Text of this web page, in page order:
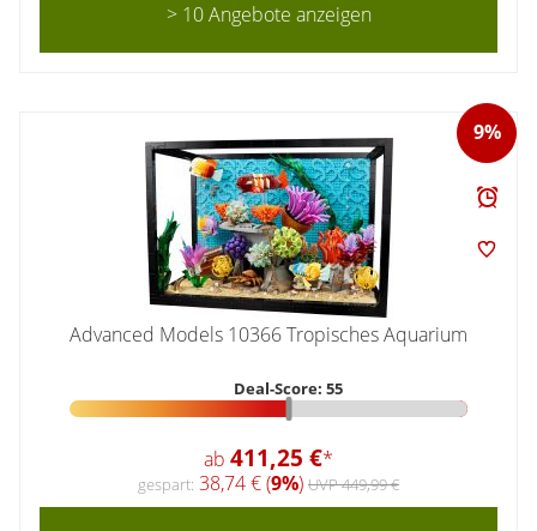
> 10 Angebote anzeigen
9%
Advanced Models 10366 Tropisches Aquarium
Deal-Score: 55
ab 411,25 €*
gespart: 38,74 € (9%) UVP 449,99 €